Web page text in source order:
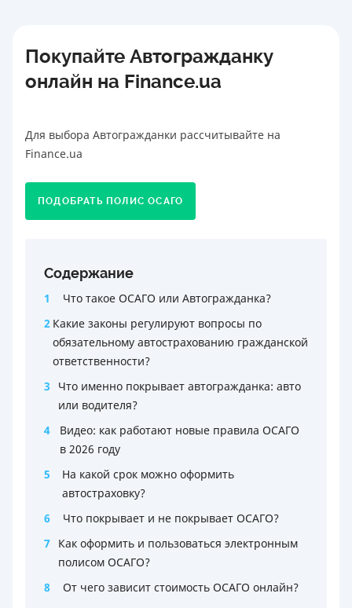
Покупайте Автогражданку
онлайн на Finance.ua
Для выбора Автогражданки рассчитывайте на
Finance.ua
ПОДОБРАТЬ ПОЛИС ОСАГО
Содержание
1
Что такое ОСАГО или Автогражданка?
2 Какие законы регулируют вопросы по
обязательному автострахованию гражданской
ответственности?
3
Что именно покрывает автогражданка: авто
или водителя?
4
Видео: как работают новые правила ОСАГО
в 2026 году
5
На какой срок можно оформить
автостраховку?
6
Что покрывает и не покрывает ОСАГО?
7 Как оформить и пользоваться электронным
полисом ОСАГО?
8
От чего зависит стоимость ОСАГО онлайн?